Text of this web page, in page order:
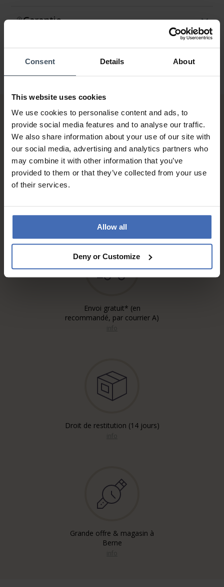
Consent Details About
This website uses cookies
We use cookies to personalise content and ads, to
provide social media features and to analyse our traffic.
We also share information about your use of our site with
our social media, advertising and analytics partners who
may combine it with other information that you’ve
provided to them or that they’ve collected from your use
of their services.
Allow all
Deny or Customize
Garantie
Envoi gratuit* (en
recommandé, par courrier A)
Droit de restitution (14 jours)
Grande offre & magasin à
Berne